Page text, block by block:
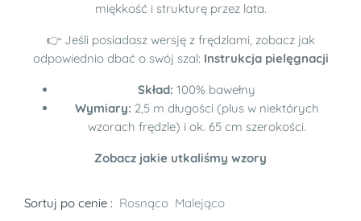
miękkość i strukturę przez lata.
👉 Jeśli posiadasz wersję z frędzlami, zobacz jak
odpowiednio dbać o swój szal: Instrukcja pielęgnacji
Skład: 100% bawełny
Wymiary: 2,5 m długości (plus w niektórych
wzorach frędzle) i ok. 65 cm szerokości.
Zobacz jakie utkaliśmy wzory
Sortuj po cenie : Rosnąco Malejąco